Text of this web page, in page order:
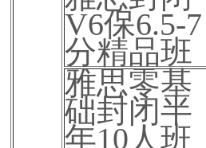
V6保6.5-7
分精品班
雅思零基
础封闭半
年10人班